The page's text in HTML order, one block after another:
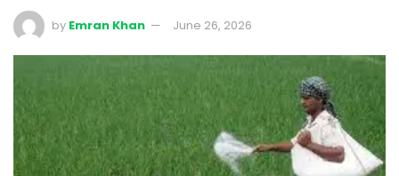
by Emran Khan June 26, 2026